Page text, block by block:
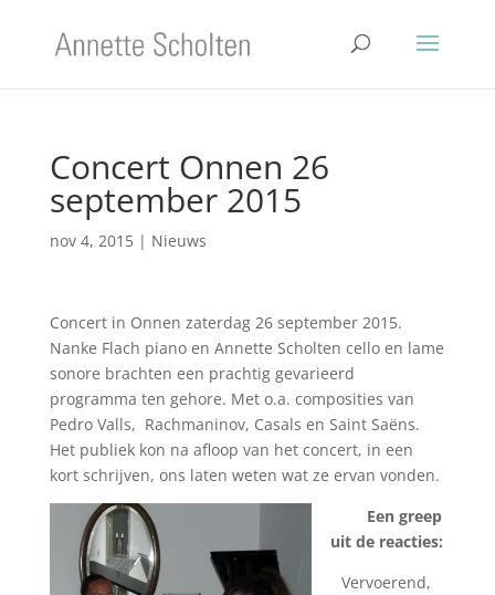
Concert Onnen 26
september 2015
nov 4, 2015| Nieuws
Concert in Onnen zaterdag 26 september 2015.
Nanke Flach piano en Annette Scholten cello en lame
sonore brachten een prachtig gevarieerd
programma ten gehore. Met o.a. composities van
Pedro Valls, Rachmaninov, Casals en Saint Saëns.
Het publiek kon na afloop van het concert, in een
kort schrijven, ons laten weten wat ze ervan vonden.
Een greep
uit de reacties:
Vervoerend,